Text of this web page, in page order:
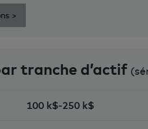
>
tranche d’actif
100 k$-250 k$